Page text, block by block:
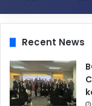
Recent News